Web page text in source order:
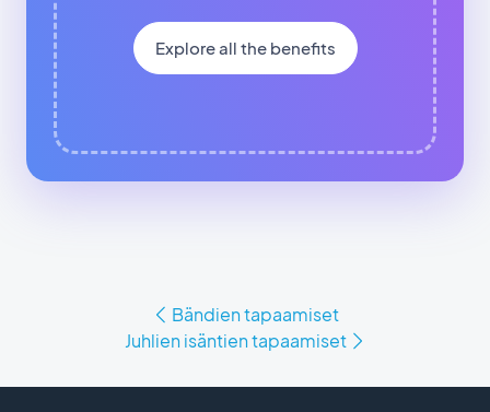
Explore all the benefits
Bändien tapaamiset
Juhlien isäntien tapaamiset